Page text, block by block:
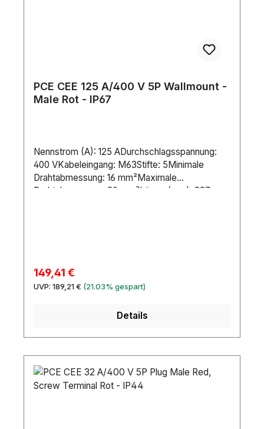
PCE CEE 125 A/400 V 5P Wallmount -
Male Rot - IP67
Nennstrom (A): 125 ADurchschlagsspannung:
400 VKabeleingang: M63Stifte: 5Minimale
Drahtabmessung: 16 mm²Maximale
Drahtabmessung: 50 mm²Länge (mm): 387
platedPosition Erdungsklemme: 6H
Verkaufspreis:
149,41 €
UVP: Regulärer Preis:
189,21 € (21.03% gespart)
Details